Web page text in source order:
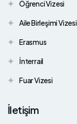
Öğrenci Vizesi
Aile Birleşimi Vizesi
Erasmus
İnterrail
Fuar Vizesi
İletişim